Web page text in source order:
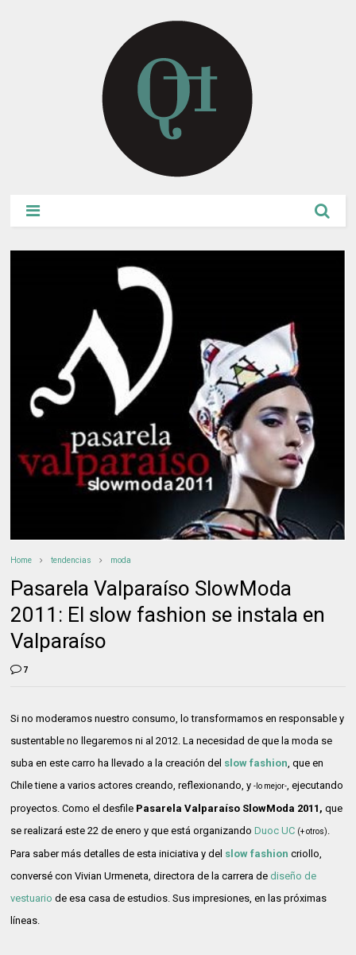
Home tendencias moda
Pasarela Valparaíso SlowModa
2011: El slow fashion se instala en
Valparaíso
7
Si no moderamos nuestro consumo, lo transformamos en responsable y
sustentable no llegaremos ni al 2012. La necesidad de que la moda se
suba en este carro ha llevado a la creación del slow fashion , que en
Chile tiene a varios actores creando, reflexionando, y-lo mejor- , ejecutando
proyectos. Como el desfile Pasarela Valparaíso SlowModa 2011, que
se realizará este 22 de enero y que está organizandoDuoc UC (+ otros)
Para saber más detalles de esta iniciativa y del slow fashion criollo,
conversé con Vivian Urmeneta, directora de la carrera dediseño de
vestuario de esa casa de estudios. Sus impresiones, en las próximas
líneas.